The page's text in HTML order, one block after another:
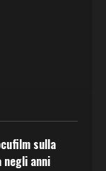
sulla
anni